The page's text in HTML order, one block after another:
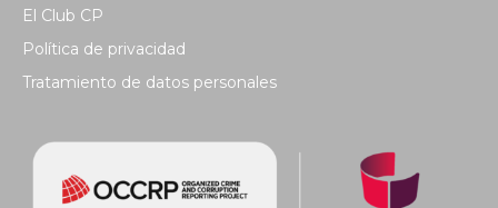
El Club CP
Política de privacidad
Tratamiento de datos personales